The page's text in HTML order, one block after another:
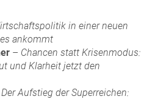
in einer neuen
ankommt
– Chancen statt Krisenmodus:
und Klarheit jetzt den
Der Aufstieg der Superreichen: